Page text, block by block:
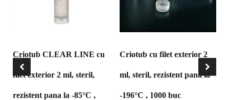
Criotub CLEAR LINE cu
filet exterior 2 ml, steril,
rezistent pana la -85°C ,
Criotub cu filet exterior 2
ml, steril, rezistent pana la
-196°C , 1000 buc